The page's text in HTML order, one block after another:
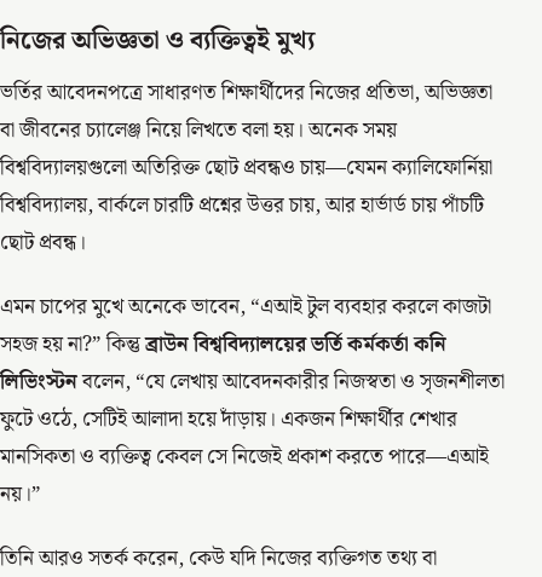
নিজের অভিজ্ঞতা ও ব্যক্তিত্বই মুখ্য
ভর্তির আবেদনপত্রে সাধারণত শিক্ষার্থীদের নিজের প্রতিভা, অভিজ্ঞতা
বা জীবনের চ্যালেঞ্জ নিয়ে লিখতে বলা হয়। অনেক সময়
বিশ্ববিদ্যালয়গুলো অতিরিক্ত ছোট প্রবন্ধও চায়—যেমন ক্যালিফোর্নিয়া
বিশ্ববিদ্যালয়, বার্কলে চারটি প্রশ্নের উত্তর চায়, আর হার্ভার্ড চায় পাঁচটি
ছোট প্রবন্ধ।
এমন চাপের মুখে অনেকে ভাবেন, “এআই টুল ব্যবহার করলে কাজটা
সহজ হয় না?” কিন্তুব্রাউন বিশ্ববিদ্যালয়ের ভর্তি কর্মকর্তা কনি
লিভিংস্টনবলেন, “যে লেখায় আবেদনকারীর নিজস্বতা ও সৃজনশীলতা
ফুটে ওঠে, সেটিই আলাদা হয়ে দাঁড়ায়। একজন শিক্ষার্থীর শেখার
মানসিকতা ও ব্যক্তিত্ব কেবল সে নিজেই প্রকাশ করতে পারে—এআই
নয়।”
তিনি আরও সতর্ক করেন, কেউ যদি নিজের ব্যক্তিগত তথ্য বা